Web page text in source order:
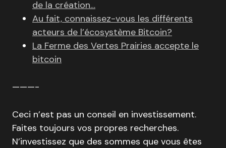
de la création…
Au fait, connaissez-vous les différents
acteurs de l’écosystème Bitcoin?
La Ferme des Vertes Prairies accepte le
bitcoin
———-
Ceci n’est pas un conseil en investissement.
Faites toujours vos propres recherches.
N’investissez que des sommes que vous êtes